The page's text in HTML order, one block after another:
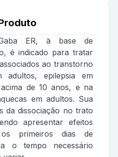
ER, à base de
é indicado para tratar
ao transtorno
adultos, epilepsia em
de 10 anos, e na
em adultos. Sua
da dissociação no trato
apresentar efeitos
primeiros dias de
o tempo necessário